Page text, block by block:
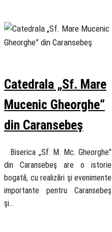
Catedrala „Sf. Mare
Mucenic Gheorghe”
din Caransebeş
Biserica „Sf. M. Mc. Gheorghe”
din Caransebeş are o istorie
bogată, cu realizări şi evenimente
importante pentru Caransebeş
şi…